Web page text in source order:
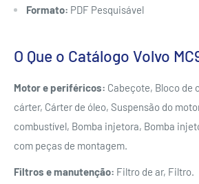
Formato: PDF Pesquisável
O Que o Catálogo Volvo
Motor e periféricos: Cabeçote, Bloco de
cárter, Cárter de óleo, Suspensão do
combustível, Bomba injetora, Bomba
com peças de montagem.
Filtros e manutenção: Filtro de ar, Filtro.